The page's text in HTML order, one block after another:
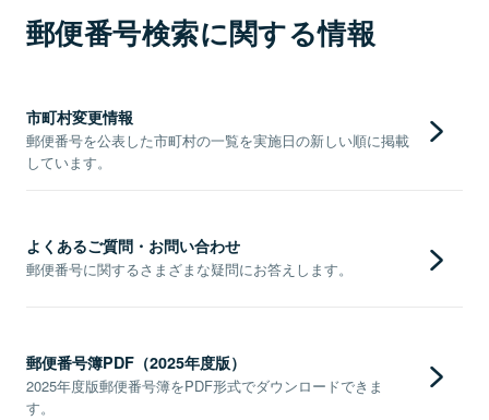
郵便番号検索に関する情報
市町村変更情報
郵便番号を公表した市町村の一覧を実施日の新しい順に掲載
しています。
よくあるご質問・お問い合わせ
郵便番号に関するさまざまな疑問にお答えします。
郵便番号簿PDF（2025年度版）
2025年度版郵便番号簿をPDF形式でダウンロードできま
す。